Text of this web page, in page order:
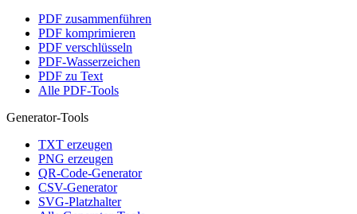
PDF zusammenführen
PDF komprimieren
PDF verschlüsseln
PDF-Wasserzeichen
PDF zu Text
Alle PDF-Tools
Generator-Tools
TXT erzeugen
PNG erzeugen
QR-Code-Generator
CSV-Generator
SVG-Platzhalter